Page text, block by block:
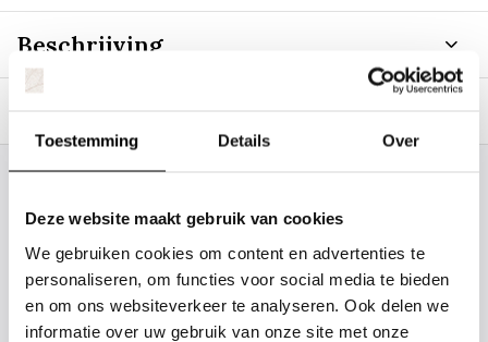
Toestemming Details Over
Deze website maakt gebruik van cookies
We gebruiken cookies om content en advertenties te
personaliseren, om functies voor social media te bieden
en om ons websiteverkeer te analyseren. Ook delen we
informatie over uw gebruik van onze site met onze
Beschrijving
tussen? Laat het ons weten, dan
gaan we voor u kijken. Stuur ons
de plantnaam, hoogte, stamdikte en
vorm. Wilt u weten hoe uw plant of